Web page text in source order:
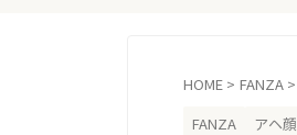
HOME > FANZA >
FANZA
アヘ顔